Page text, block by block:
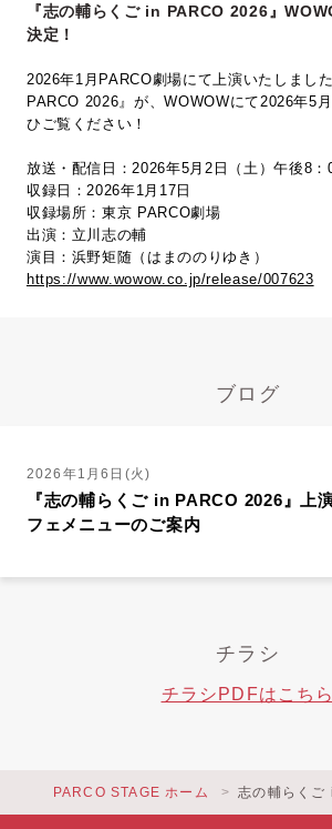
『志の輔らくご in PARCO 2026』
決定！
2026年1月PARCO劇場にて上演いたしまし
PARCO 2026』が、WOWOWにて2026年5
ひご覧ください！
放送・配信日：2026年5月2日（土）午後8：
収録日：2026年1月17日
収録場所：東京 PARCO劇場
出演：立川志の輔
演目：浜野矩随（はまののりゆき）
https://www.wowow.co.jp/release/007623
ブログ
2026年1月6日(火)
『志の輔らくご in PARCO 2026』上
フェメニューのご案内
チラシ
チラシPDFはこちら
PARCO STAGE ホーム 志の輔らく